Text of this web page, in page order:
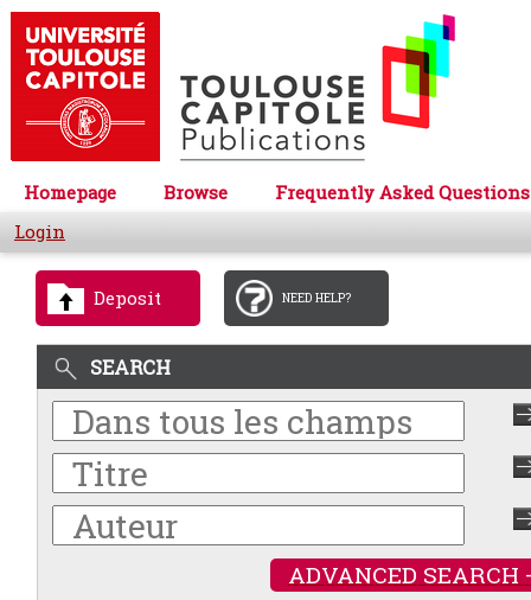
Homepage Browse
Frequently Asked Questions
Login
Deposit NEED HELP?
SEARCH
ADVANCED SEARCH